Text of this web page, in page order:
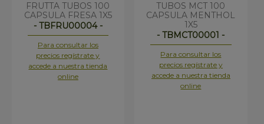
FRUTTA TUBOS 100
CAPSULA FRESA 1X5
- TBFRU00004 -
Para consultar los
precios regístrate y
accede a nuestra tienda
online
TUBOS MCT 100
CAPSULA MENTHOL
1X5
- TBMCT00001 -
Para consultar los
precios regístrate y
accede a nuestra tienda
online